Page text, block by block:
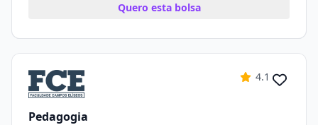
Quero esta bolsa
4.1
Pedagogia